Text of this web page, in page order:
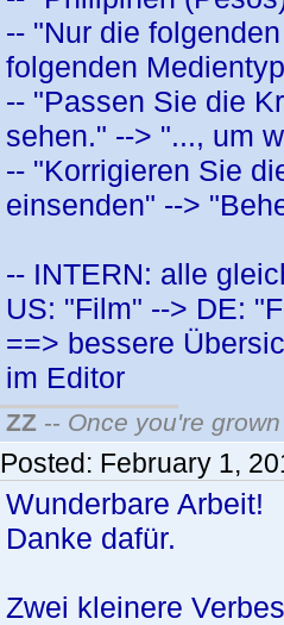
-- "Nur die
folgenden
-- "Passen Sie die
sehen." --> "..., um
-- "Korrigieren Sie
einsenden" -->
-- INTERN: alle
US: "Film" --> DE:
==> bessere
im Editor
ZZ -- Once you're
Posted: February 1,
Wunderbare Arbeit!
Danke dafür.
Zwei kleinere